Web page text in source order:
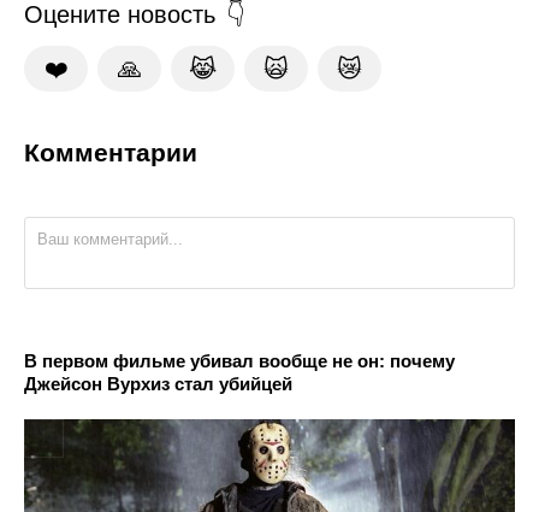
Оцените новость
❤️ 🙏 😹 🙀 😿
Комментарии
В первом фильме убивал вообще не он: почему
Джейсон Вурхиз стал убийцей